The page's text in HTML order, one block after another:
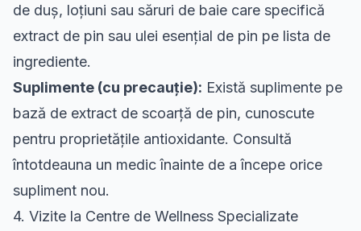
de duș, loțiuni sau săruri de baie care specifică
extract de pin sau ulei esențial de pin pe lista de
ingrediente.
Suplimente (cu precauție): Există suplimente pe
bază de extract de scoarță de pin, cunoscute
pentru proprietățile antioxidante. Consultă
întotdeauna un medic înainte de a începe orice
supliment nou.
4. Vizite la Centre de Wellness Specializate